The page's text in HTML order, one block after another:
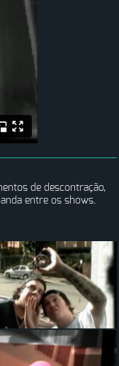
de descontração,
entre os shows.